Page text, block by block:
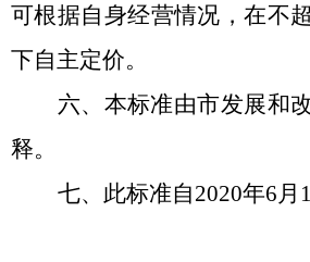
可根据自身经营情况，在不
下自主定价。
六、 本标准由市发展和
释。
七、 此标准自2020年6月 1